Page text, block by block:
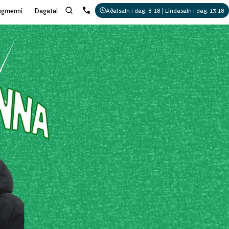
Dagatal Aðalsafn í dag: 8-18 | Lindasafn í dag: 13-18